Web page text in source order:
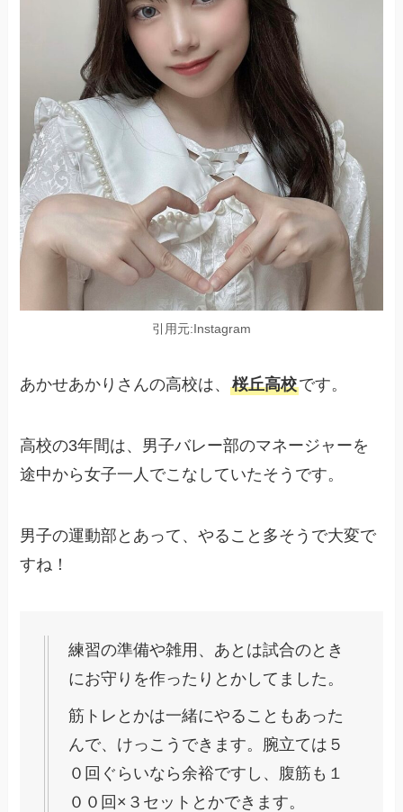
引用元:Instagram
あかせあかりさんの高校は、桜丘高校です。
高校の3年間は、男子バレー部のマネージャーを
途中から女子一人でこなしていたそうです。
男子の運動部とあって、やること多そうで大変で
すね！
練習の準備や雑用、あとは試合のとき
にお守りを作ったりとかしてました。
筋トレとかは一緒にやることもあった
んで、けっこうできます。腕立ては５
０回ぐらいなら余裕ですし、腹筋も１
００回×３セットとかできます。